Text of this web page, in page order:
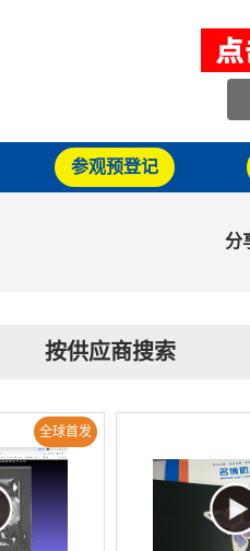
参观预登记
分
按供应商搜索
全球首发